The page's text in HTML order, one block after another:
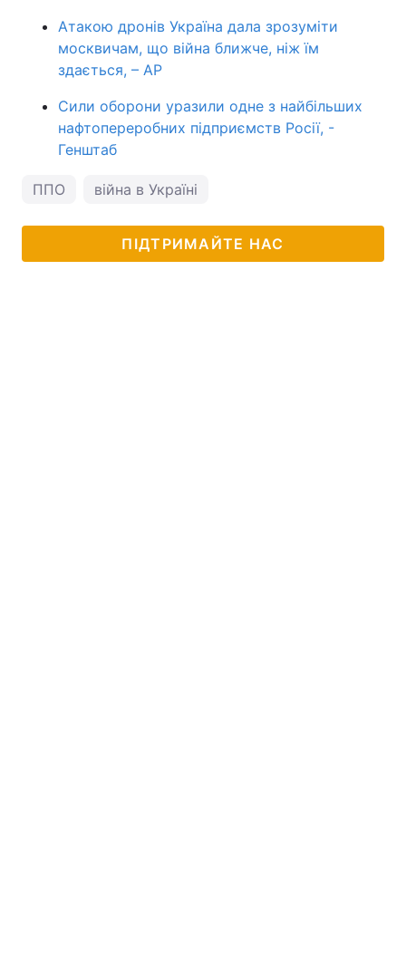
Атакою дронів Україна дала зрозуміти
москвичам, що війна ближче, ніж їм
здається, – АР
Сили оборони уразили одне з найбільших
нафтопереробних підприємств Росії, -
Генштаб
ППО війна в Україні
ПІДТРИМАЙТЕ НАС